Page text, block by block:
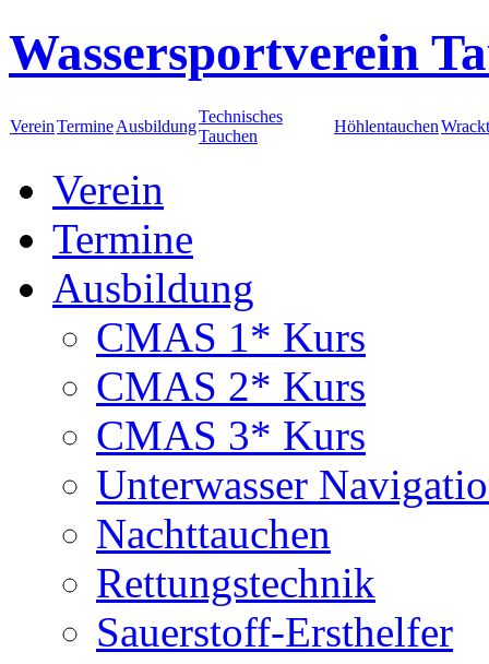
Wassersportverein
VereinTermineAusbildung
Technisches
Tauchen
Höhlentauchen
Verein
Termine
Ausbildung
CMAS 1* Kurs
CMAS 2* Kurs
CMAS 3* Kurs
Unterwasser
Nachttauchen
Rettungstechnik
Sauerstoff-Ersthelfer